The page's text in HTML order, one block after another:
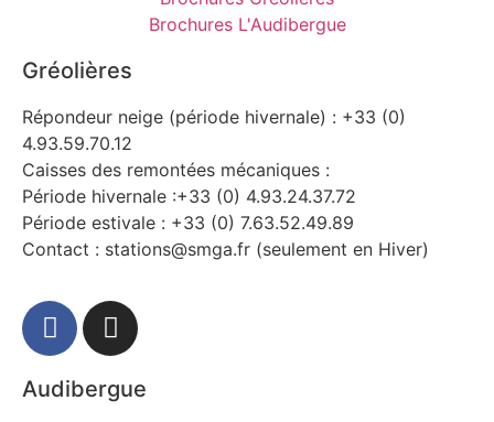
Brochures L'Audibergue
Gréolières
Répondeur neige (période hivernale) : +33 (0)
4.93.59.70.12
Caisses des remontées mécaniques :
Période hivernale :+33 (0) 4.93.24.37.72
Période estivale : +33 (0) 7.63.52.49.89
Contact : stations@smga.fr (seulement en Hiver)
Audibergue